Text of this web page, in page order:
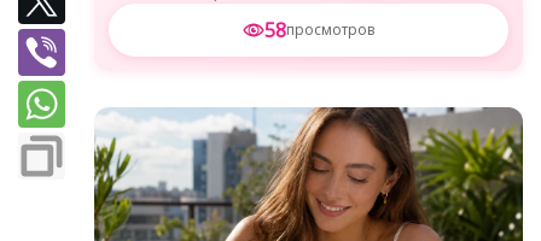
58просмотров